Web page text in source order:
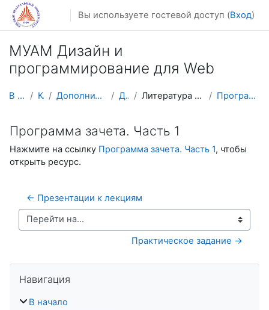
Перейти к основному содержанию
Вы используете гостевой доступ (Вход)
МУАМ Дизайн и
программирование для Web
В начало Курсы Дополнительное образование ДиПВеб Литература и справочные материалы Программа зачета. Часть 1
Программа зачета. Часть 1
Нажмите на ссылку Программа зачета. Часть 1, чтобы
открыть ресурс.
← Презентации к лекциям
Перейти на...
Практическое задание →
Навигация
В начало